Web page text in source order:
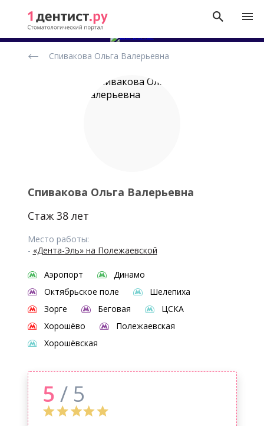
стоматологов
Спивакова Ольга Валерьевна
Спивакова Ольга Валерьевна
Стаж 38 лет
Место работы:
- «Дента-Эль» на Полежаевской
Аэропорт
Динамо
Октябрьское поле
Шелепиха
Зорге
Беговая
ЦСКА
Хорошёво
Полежаевская
Хорошёвская
5 / 5